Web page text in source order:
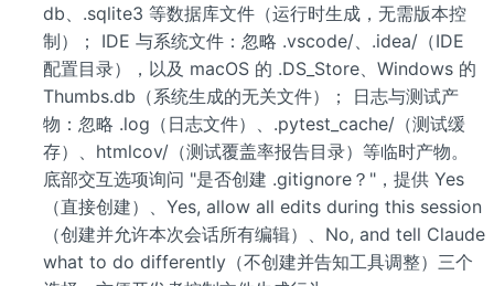
db、.sqlite3 等数据库文件（运行时生成，无需版本控
制）； IDE 与系统文件：忽略 .vscode/、.idea/（IDE
配置目录），以及 macOS 的 .DS_Store、Windows 的
Thumbs.db（系统生成的无关文件）； 日志与测试产
物：忽略 .log（日志文件）、.pytest_cache/（测试缓
存）、htmlcov/（测试覆盖率报告目录）等临时产物。
底部交互选项询问 "是否创建 .gitignore？"，提供 Yes
（直接创建）、Yes, allow all edits during this session
（创建并允许本次会话所有编辑）、No, and tell Claude
what to do differently（不创建并告知工具调整）三个